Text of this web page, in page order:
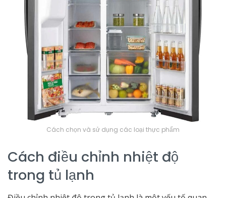
Cách chọn và sử dụng các loại thực phẩm
Cách điều chỉnh nhiệt độ
trong tủ lạnh